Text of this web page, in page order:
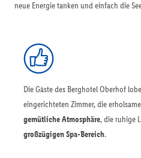
neue Energie tanken und einfach die
Die Gäste des Berghotel Oberhof
eingerichteten Zimmer, die
gemütliche Atmosphäre, die ruhige
großzügigen Spa-Bereich.